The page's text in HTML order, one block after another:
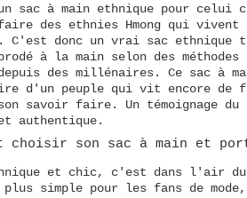
sac à main ethnique pour
des ethnies Hmong qui vivent
C'est donc un vrai sac
à la main selon des
des millénaires. Ce sac à
d'un peuple qui vit encore de
savoir faire. Un témoignage du
authentique.
choisir son sac à main et
et chic, c'est dans l'air du
plus simple pour les fans de